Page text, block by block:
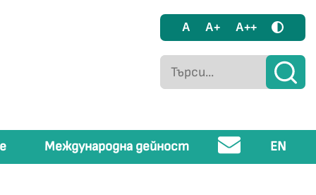
A A+ A++
Международна дейност EN